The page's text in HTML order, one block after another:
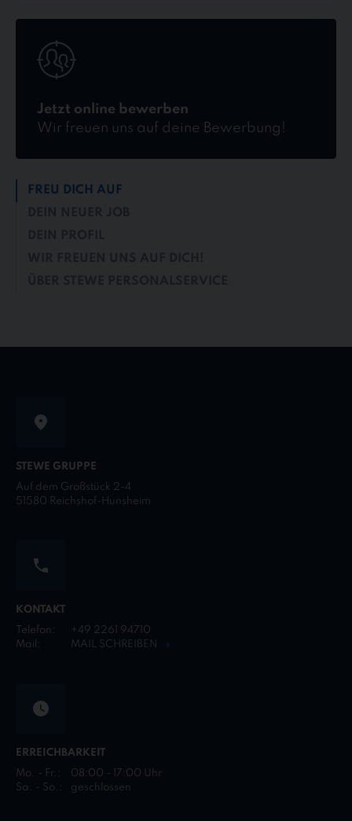
Jetzt online bewerben
Wir freuen uns auf deine Bewerbung!
online
bewerben
FREU DICH AUF
STEWE GRUPPE
Auf dem Großstück 2-4
51580 Reichshof-Hunsheim
KONTAKT
Telefon:
+49 2261 94710
Mail:
MAIL SCHREIBEN
ERREICHBARKEIT
Mo. - Fr.:
08:00 - 17:00 Uhr
Sa. - So.:
geschlossen